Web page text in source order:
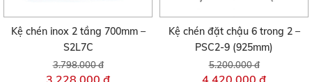
Kệ chén inox 2 tầng 700mm –
S2L7C
3.798.000 đ
Kệ chén đặt chậu 6 trong 2 –
PSC2-9 (925mm)
5.200.000 đ